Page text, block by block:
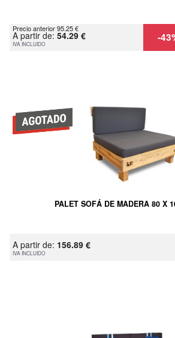
Precio anterior 95.25 €
A partir de: 54.29 €
IVA INCLUIDO -
PALET SOFÁ DE MADERA 80 X
A partir de: 156.89 €
IVA INCLUIDO